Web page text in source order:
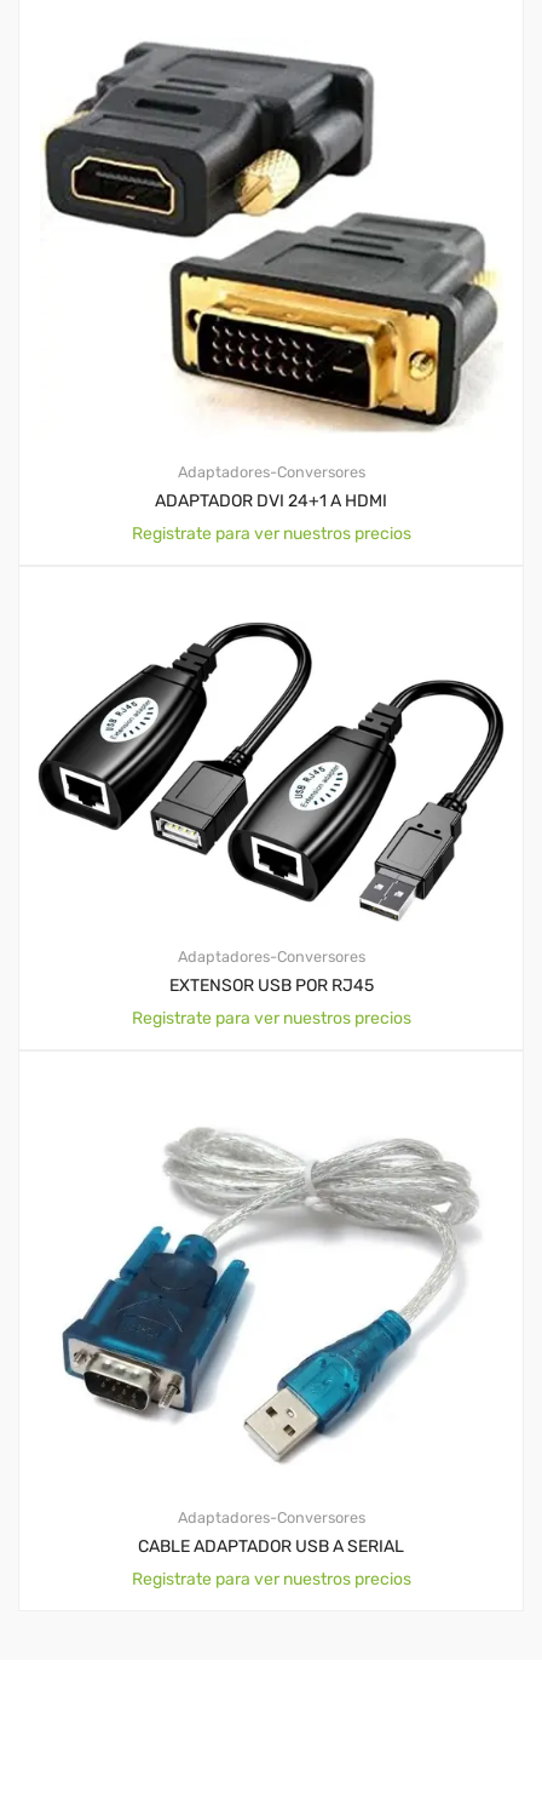
Adaptadores-Conversores
ADAPTADOR DVI 24+1 A HDMI
Registrate para ver nuestros precios
Adaptadores-Conversores
EXTENSOR USB POR RJ45
Registrate para ver nuestros precios
Adaptadores-Conversores
CABLE ADAPTADOR USB A SERIAL
Registrate para ver nuestros precios